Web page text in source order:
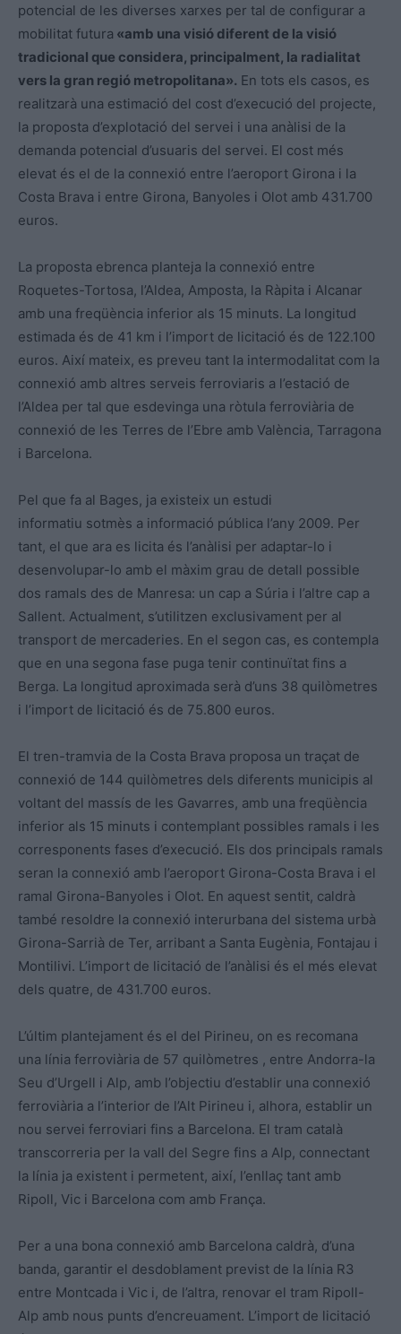
potencial de les diverses xarxes per tal de configurar a
mobilitat futura «amb una visió diferent de la visió
tradicional que considera, principalment, la radialitat
vers la gran regió metropolitana». En tots els casos, es
realitzarà una estimació del cost d’execució del projecte,
la proposta d’explotació del servei i una anàlisi de la
demanda potencial d’usuaris del servei. El cost més
elevat és el de la connexió entre l’aeroport Girona i la
Costa Brava i entre Girona, Banyoles i Olot amb 431.700
euros.
La proposta ebrenca planteja la connexió entre
Roquetes-Tortosa, l’Aldea, Amposta, la Ràpita i Alcanar
amb una freqüència inferior als 15 minuts. La longitud
estimada és de 41 km i l’import de licitació és de 122.100
euros. Així mateix, es preveu tant la intermodalitat com la
connexió amb altres serveis ferroviaris a l’estació de
l’Aldea per tal que esdevinga una ròtula ferroviària de
connexió de les Terres de l’Ebre amb València, Tarragona
i Barcelona.
Pel que fa al Bages, ja existeix un estudi
informatiu sotmès a informació pública l’any 2009. Per
tant, el que ara es licita és l’anàlisi per adaptar-lo i
desenvolupar-lo amb el màxim grau de detall possible
dos ramals des de Manresa: un cap a Súria i l’altre cap a
Sallent. Actualment, s’utilitzen exclusivament per al
transport de mercaderies. En el segon cas, es contempla
que en una segona fase puga tenir continuïtat fins a
Berga. La longitud aproximada serà d’uns 38 quilòmetres
i l’import de licitació és de 75.800 euros.
El tren-tramvia de la Costa Brava proposa un traçat de
connexió de 144 quilòmetres dels diferents municipis al
voltant del massís de les Gavarres, amb una freqüència
inferior als 15 minuts i contemplant possibles ramals i les
corresponents fases d’execució. Els dos principals ramals
seran la connexió amb l’aeroport Girona-Costa Brava i el
ramal Girona-Banyoles i Olot. En aquest sentit, caldrà
també resoldre la connexió interurbana del sistema urbà
Girona-Sarrià de Ter, arribant a Santa Eugènia, Fontajau i
Montilivi. L’import de licitació de l’anàlisi és el més elevat
dels quatre, de 431.700 euros.
L’últim plantejament és el del Pirineu, on es recomana
una línia ferroviària de 57 quilòmetres , entre Andorra-la
Seu d’Urgell i Alp, amb l’objectiu d’establir una connexió
ferroviària a l’interior de l’Alt Pirineu i, alhora, establir un
nou servei ferroviari fins a Barcelona. El tram català
transcorreria per la vall del Segre fins a Alp, connectant
la línia ja existent i permetent, així, l’enllaç tant amb
Ripoll, Vic i Barcelona com amb França.
Per a una bona connexió amb Barcelona caldrà, d’una
banda, garantir el desdoblament previst de la línia R3
entre Montcada i Vic i, de l’altra, renovar el tram Ripoll-
Alp amb nous punts d’encreuament. L’import de licitació